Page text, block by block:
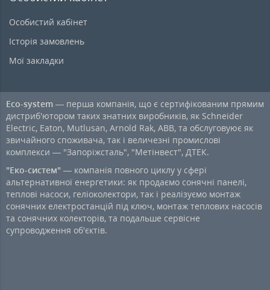
Особистий кабінет
Історія замовлень
Мої закладки
Eco-system — перша компанія, що є сертифікованим прямим
дистриб'ютором таких знатних виробників, як Schneider
Electric, Eaton, Mutlusan, Arnold Rak, ABB, та обслуговуює як
звичайного споживача, так і величезні промислові
комплекси — "Запоріжсталь", "Метінвест", ДТЕК.
"Еко-систем" — компанія повного циклу у сфері
альтернативної енергетики: як продаємо сонячні панелі,
теплові насоси, геліоколектори, так і реалізуємо монтаж
сонячних електростанцій під ключ, монтаж теплових насосів
та сонячних колекторів, та подальше сервісне
супроводження об'єктів.